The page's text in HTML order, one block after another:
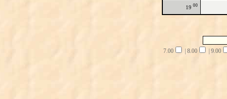
19 00
7.00 8.00 9.00